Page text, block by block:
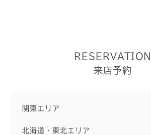
RESERVATION
来店予約
関東エリア
北海道・東北エリア